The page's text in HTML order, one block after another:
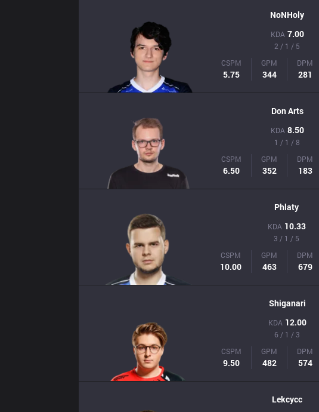
NoNHoly
KDA 7.00
2 / 1 / 5
CSPM
5.75
GPM
344
DPM
281
Don Arts
KDA 8.50
1 / 1 / 8
CSPM
6.50
GPM
352
DPM
183
Phlaty
KDA 10.33
3 / 1 / 5
CSPM
10.00
GPM
463
DPM
679
Shiganari
KDA 12.00
6 / 1 / 3
CSPM
9.50
GPM
482
DPM
574
Lekcycc